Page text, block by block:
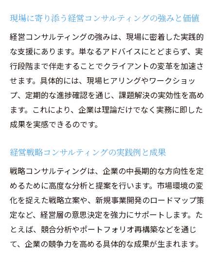
現場に寄り添う経営コンサルティングの強みと価値
経営コンサルティングの強みは、現場に密着した実践的
な支援にあります。単なるアドバイスにとどまらず、実
行段階まで伴走することでクライアントの変革を加速さ
せます。具体的には、現場ヒアリングやワークショッ
プ、定期的な進捗確認を通じ、課題解決の実効性を高め
ます。これにより、企業は理論だけでなく実務に即した
成果を実感できるのです。
経営戦略コンサルティングの実践例と成果
戦略コンサルティングは、企業の中長期的な方向性を定
めるために高度な分析と提案を行います。市場環境の変
化を捉えた戦略立案や、新規事業開発のロードマップ策
定など、経営層の意思決定を強力にサポートします。た
とえば、競合分析やポートフォリオ再構築などを通じ
て、企業の競争力を高める具体的な成果が生まれます。